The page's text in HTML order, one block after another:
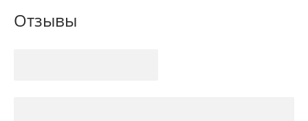
Отзывы